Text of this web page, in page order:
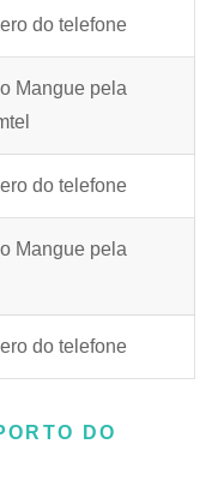
do telefone
Mangue pela
do telefone
Mangue pela
do telefone
DO